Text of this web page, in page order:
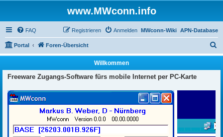
www.MWconn.info
FAQ APN-Database
MWconn-Wiki
Anmelden
Registrieren
Portal Foren-Übersicht
u
Willkommen
Freeware Zugangs-Software fürs mobile Internet per PC-Karte